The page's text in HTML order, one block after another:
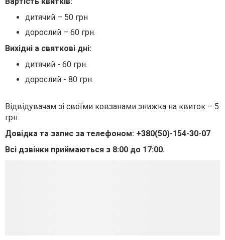
дитячий – 50 грн
дорослий – 60 грн.
Вихідні а святкові дні:
дитячий - 60 грн.
дорослий - 80 грн.
Відвідувачам зі своїми ковзанами знижка на квиток – 5
грн.
Довідка та запис за телефоном: +380(50)-154-30-07
Всі дзвінки приймаються з 8:00 до 17:00.